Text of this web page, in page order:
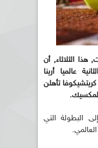
هذا الثلاثاء, أن
عالميا أرينا
تأهلن
أخريات إلى البطولة التي